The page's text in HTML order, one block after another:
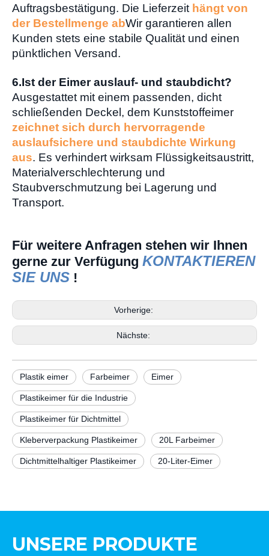
Auftragsbestätigung. Die Lieferzeit hängt von
der Bestellmenge abWir garantieren allen
Kunden stets eine stabile Qualität und einen
pünktlichen Versand.
6.Ist der Eimer auslauf- und staubdicht?
Ausgestattet mit einem passenden, dicht
schließenden Deckel, dem Kunststoffeimer
zeichnet sich durch hervorragende
auslaufsichere und staubdichte Wirkung
aus. Es verhindert wirksam Flüssigkeitsaustritt,
Materialverschlechterung und
Staubverschmutzung bei Lagerung und
Transport.
Für weitere Anfragen stehen wir Ihnen
gerne zur Verfügung KONTAKTIEREN
SIE UNS !
Vorherige:
Nächste:
Plastik eimer Farbeimer Eimer
Plastikeimer für die Industrie
Plastikeimer für Dichtmittel
Kleberverpackung Plastikeimer 20L Farbeimer
Dichtmittelhaltiger Plastikeimer 20-Liter-Eimer
UNSERE PRODUKTE